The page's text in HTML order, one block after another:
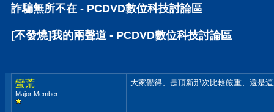
詐騙無所不在 - PCDVD數位科技討論區
[不發燒]我的兩聲道 - PCDVD數位科技討論區
蠻荒
Major Member
大家覺得、是頂新那次比較嚴重、還是